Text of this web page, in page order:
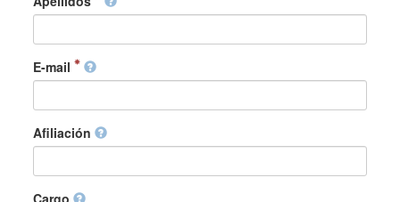
E-mail
Afiliación
Cargo